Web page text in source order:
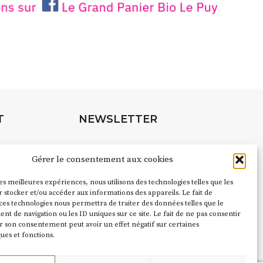
Gérer le consentement aux cookies
meilleures expériences, nous utilisons des technologies telles que les
stocker et/ou accéder aux informations des appareils. Le fait de
technologies nous permettra de traiter des données telles que le
de navigation ou les ID uniques sur ce site. Le fait de ne pas consentir
son consentement peut avoir un effet négatif sur certaines
et fonctions.
les rues, les caves, les granges
à d’autres activités culturelles de la
Cochon Charbons’inscrit comme
festival d’Auzon 2026 (2 /22 août).
le nom :Fumoir?
terme employé dans les actes de
pour
NEWSLETTER
NOUS CONTACTER